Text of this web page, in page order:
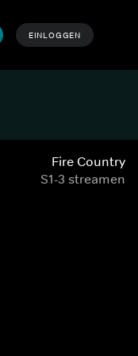
EINLOGGEN
Fire Country
S1-3 streamen